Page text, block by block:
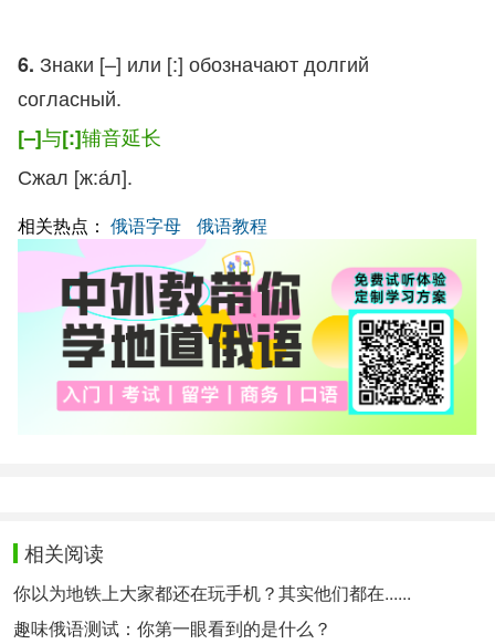
6. Знаки [–] или [:] обозначают долгий
согласный.
[–]与[:]辅音延长
Сжал [ж:а́л].
相关热点： 俄语字母 俄语教程
相关阅读
你以为地铁上大家都还在玩手机？其实他们都在......
趣味俄语测试：你第一眼看到的是什么？